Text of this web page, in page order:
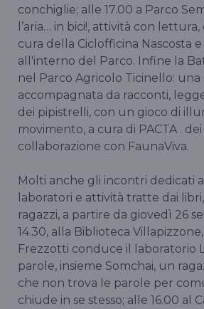
conchiglie; alle 17.00 a Parco
l’aria… in bici!, attività con
cura della Ciclofficina Nascosta
all'interno del Parco. Infine la
nel Parco Agricolo Ticinello: una
accompagnata da racconti,
dei pipistrelli, con un gioco di
movimento, a cura di PACTA .
collaborazione con FaunaViva.
Molti anche gli incontri dedicati
laboratori e attività tratte dai
ragazzi, a partire da giovedì 26
14.30, alla Biblioteca
Frezzotti conduce il laboratorio
parole, insieme Somchai, un
che non trova le parole per
chiude in se stesso; alle 16.00 al